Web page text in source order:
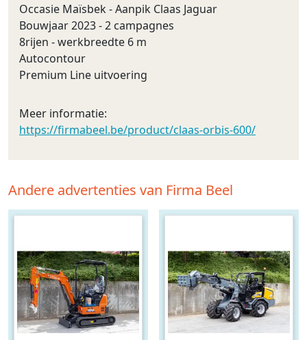
Occasie Maïsbek - Aanpik Claas Jaguar
Bouwjaar 2023 - 2 campagnes
8rijen - werkbreedte 6 m
Autocontour
Premium Line uitvoering
Meer informatie:
https://firmabeel.be/product/claas-orbis-600/
Andere advertenties van Firma Beel